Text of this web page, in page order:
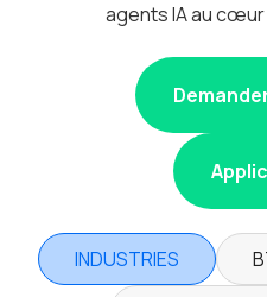
agents IA au
INDUSTRIES